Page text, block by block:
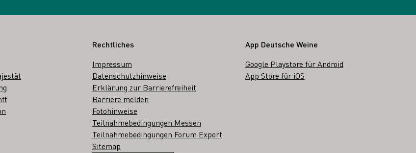
Rechtliches
Impressum
Datenschutzhinweise
Erklärung zur Barrierefreiheit
Barriere melden
Fotohinweise
Teilnahmebedingungen Messen
Teilnahmebedingungen Forum Export
Sitemap
App Deutsche Weine
Google Playstore für Android
App Store für iOS